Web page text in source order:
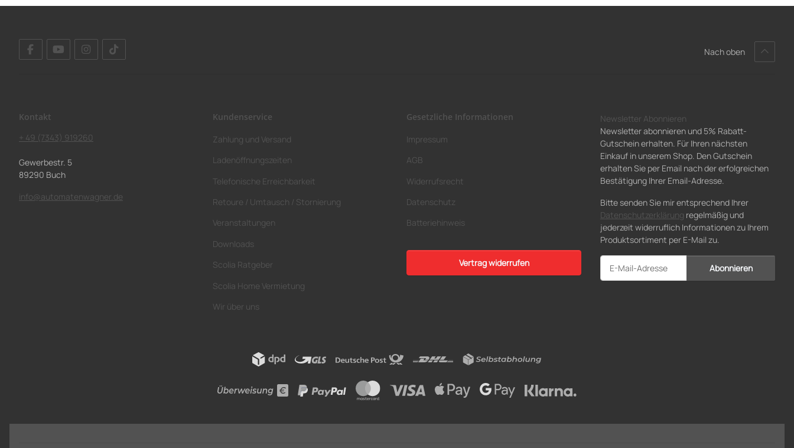
Nach oben
Kontakt
+ 49 (7343) 919260
Gewerbestr. 5
89290 Buch
info@automatenwagner.de
Kundenservice
Zahlung und Versand
Ladenöffnungszeiten
Telefonische Erreichbarkeit
Retoure / Umtausch / Stornierung
Veranstaltungen
Downloads
Scolia Ratgeber
Scolia Home Vermietung
Wir über uns
Gesetzliche Informationen
Impressum
AGB
Widerrufsrecht
Datenschutz
Batteriehinweis
Vertrag widerrufen
Newsletter Abonnieren
Newsletter abonnieren und 5% Rabatt-
Gutschein erhalten. Für Ihren nächsten
Einkauf in unserem Shop. Den Gutschein
erhalten Sie per Email nach der erfolgreichen
Bestätigung Ihrer Email-Adresse.
Bitte senden Sie mir entsprechend Ihrer
Datenschutzerklärung regelmäßig und
jederzeit widerruflich Informationen zu Ihrem
Produktsortiment per E-Mail zu.
Abonnieren